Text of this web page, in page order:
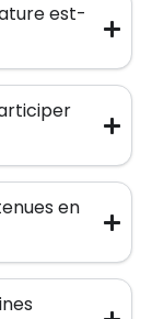
est-
en